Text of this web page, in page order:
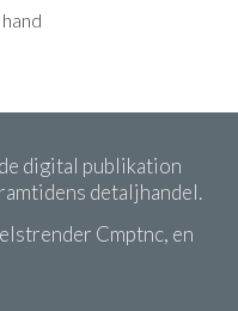
digital publikation
detaljhandel.
Cmptnc, en